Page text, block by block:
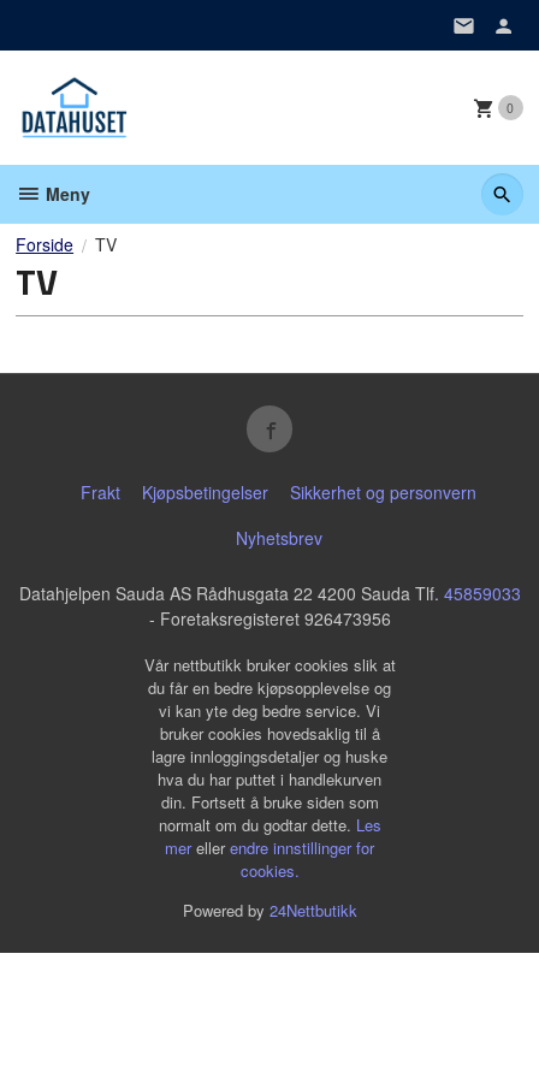
0
Meny
Forside TV
TV
Frakt Kjøpsbetingelser
Sikkerhet og personvern
Nyhetsbrev
Datahjelpen Sauda AS Rådhusgata 22 4200 Sauda Tlf. 45859033
- Foretaksregisteret 926473956
Vår nettbutikk bruker cookies slik at
du får en bedre kjøpsopplevelse og
vi kan yte deg bedre service. Vi
bruker cookies hovedsaklig til å
lagre innloggingsdetaljer og huske
hva du har puttet i handlekurven
din. Fortsett å bruke siden som
normalt om du godtar dette. Les
merellerendre innstillinger for
cookies.
Powered by 24Nettbutikk